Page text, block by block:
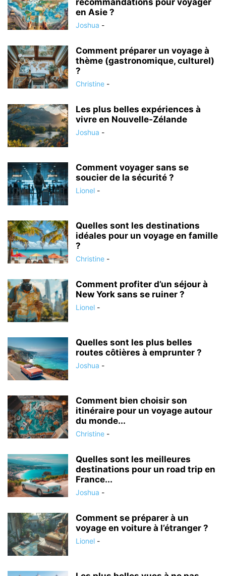
recommandations pour voyager
en Asie ?
Joshua -
Comment préparer un voyage à
thème (gastronomique, culturel)
?
Christine -
Les plus belles expériences à
vivre en Nouvelle-Zélande
Joshua -
Comment voyager sans se
soucier de la sécurité ?
Lionel -
Quelles sont les destinations
idéales pour un voyage en famille
?
Christine -
Comment profiter d’un séjour à
New York sans se ruiner ?
Lionel -
Quelles sont les plus belles
routes côtières à emprunter ?
Joshua -
Comment bien choisir son
itinéraire pour un voyage autour
du monde...
Christine -
Quelles sont les meilleures
destinations pour un road trip en
France...
Joshua -
Comment se préparer à un
voyage en voiture à l’étranger ?
Lionel -